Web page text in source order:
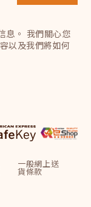
息。 我們關心您
以及我們將如何
一般網上送
貨條款